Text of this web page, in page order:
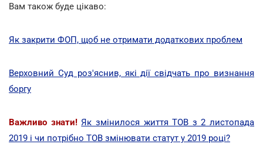
Вам також буде цікаво:
Як закрити ФОП, щоб не отримати додаткових проблем
Верховний Суд роз'яснив, які дії свідчать про визнання
боргу
Важливо знати! Як змінилося життя ТОВ з 2 листопада
2019 і чи потрібно ТОВ змінювати статут у 2019 році?